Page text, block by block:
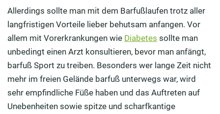
Allerdings sollte man mit dem Barfußlaufen trotz aller
langfristigen Vorteile lieber behutsam anfangen. Vor
allem mit Vorerkrankungen wie Diabetes sollte man
unbedingt einen Arzt konsultieren, bevor man anfängt,
barfuß Sport zu treiben. Besonders wer lange Zeit nicht
mehr im freien Gelände barfuß unterwegs war, wird
sehr empfindliche Füße haben und das Auftreten auf
Unebenheiten sowie spitze und scharfkantige